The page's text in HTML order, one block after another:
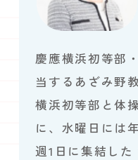
慶應横浜初等部
当するあざみ野
横浜初等部と体
に、水曜日には
週1日に集結し